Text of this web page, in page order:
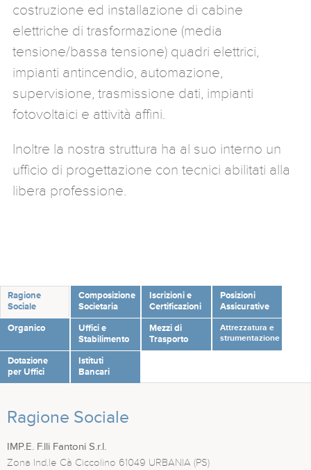
costruzione ed installazione di cabine
elettriche di trasformazione (media
tensione/bassa tensione) quadri elettrici,
impianti antincendio, automazione,
supervisione, trasmissione dati, impianti
fotovoltaici e attività affini.
Inoltre la nostra struttura ha al suo interno un
ufficio di progettazione con tecnici abilitati alla
libera professione.
Ragione
Sociale
Composizione
Societaria
Iscrizioni e
Certificazioni
Posizioni
Assicurative
Organico
Uffici e
Stabilimento
Mezzi di
Trasporto
Attrezzatura e
strumentazione
Dotazione
per Uffici
Istituti
Bancari
Ragione Sociale
IMP.E. F.lli Fantoni S.r.l.
Zona Ind.le Cà Ciccolino 61049 URBANIA (PS)